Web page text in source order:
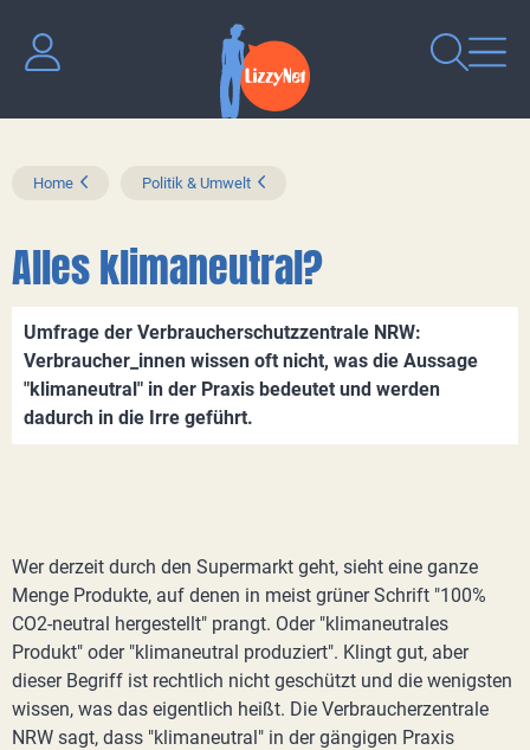
Home Politik & Umwelt
Alles klimaneutral?
Umfrage der Verbraucherschutzzentrale NRW:
Verbraucher_innen wissen oft nicht, was die Aussage
"klimaneutral" in der Praxis bedeutet und werden
dadurch in die Irre geführt.
Wer derzeit durch den Supermarkt geht, sieht eine ganze
Menge Produkte, auf denen in meist grüner Schrift "100%
CO2-neutral hergestellt" prangt. Oder "klimaneutrales
Produkt" oder "klimaneutral produziert". Klingt gut, aber
dieser Begriff ist rechtlich nicht geschützt und die wenigsten
wissen, was das eigentlich heißt. Die Verbraucherzentrale
NRW sagt, dass "klimaneutral" in der gängigen Praxis